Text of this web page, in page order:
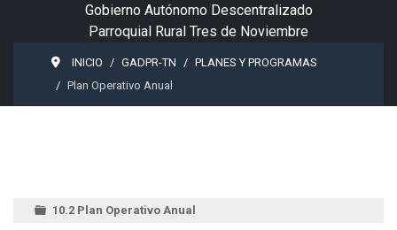
Gobierno Autónomo Descentralizado
Parroquial Rural Tres de Noviembre
INICIO GADPR-TN
PLANES Y PROGRAMAS
Plan Operativo Anual
10.2 Plan Operativo Anual